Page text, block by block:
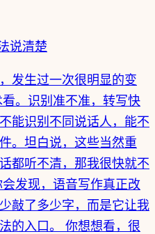
说清楚
发生过一次很明显的变
。识别准不准，转写快
能识别不同说话人，能不
。坦白说，这些当然重
都听不清，那我很快就不
发现，语音写作真正改
敲了多少字，而是它让我
的入口。 你想想看，很